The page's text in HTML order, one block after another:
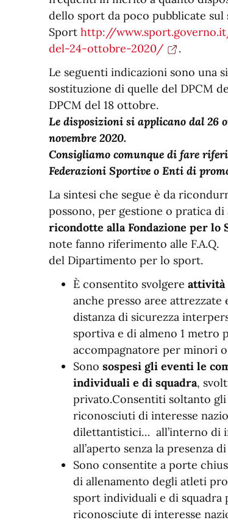
dello sport da poco pubblicate
Sport http://
del-24-ottobre-2020/
.
Le seguenti indicazioni sono una
sostituzione di quelle del DPCM
DPCM del 18 ottobre.
Le disposizioni si applicano dal 26
novembre 2020.
Consigliamo comunque di fare
Federazioni Sportive o Enti di
La sintesi che segue è da
possono, per gestione o pratica di
ricondotte alla Fondazione per lo
note fanno riferimento alle F.A.Q.
del Dipartimento per lo sport.
È consentito svolgere attività
anche presso aree
distanza di sicurezza
sportiva e di almeno 1 metro
accompagnatore per minori
Sono sospesi gli eventi le
individuali e di squadra,
privato.Consentiti soltanto
riconosciuti di interesse
dilettantistici… all’interno di
all’aperto senza la presenza
Sono consentite a porte
di allenamento degli atleti
sport individuali e di
riconosciute di interesse